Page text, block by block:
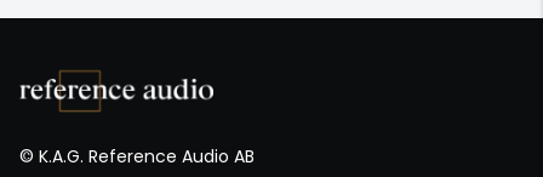
© K.A.G. Reference Audio AB